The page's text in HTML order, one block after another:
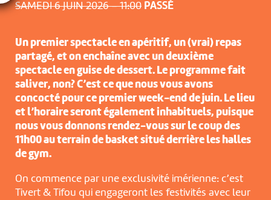
SAMEDI 6 JUIN 2026 – 11:00 PASSÉ
Un premier spectacle en apéritif, un (vrai) repas
partagé, et on enchaîne avec un deuxième
spectacle en guise de dessert. Le programme fait
saliver, non? C’est ce que nous vous avons
concocté pour ce premier week-end de juin. Le lieu
et l’horaire seront également inhabituels, puisque
nous vous donnons rendez-vous sur le coup des
11h00 au terrain de basket situé derrière les halles
de gym.
On commence par une exclusivité imérienne: c’est
Tivert & Tifou qui engageront les festivités avec leur